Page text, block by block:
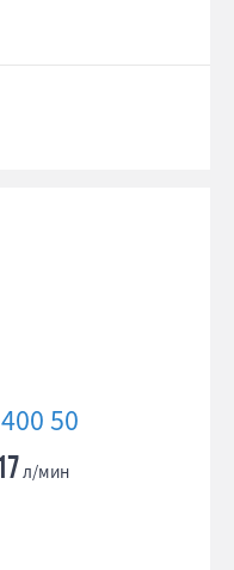
50
л/мин